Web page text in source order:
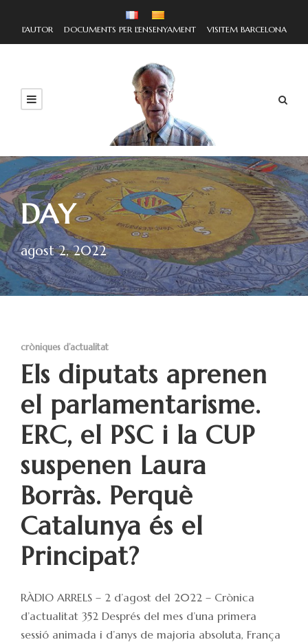
L'AUTOR DOCUMENTS PER L'ENSENYAMENT VISITEM BARCELONA
DAY
agost 2, 2022
cròniques d’actualitat
Els diputats aprenen
el parlamentarisme.
ERC, el PSC i la CUP
suspenen Laura
Borràs. Perquè
Catalunya és el
Principat?
RÀDIO ARRELS – 2 d’agost del 2022 – Crònica
d’actualitat 352 Després del mes d’una primera
sessió animada i d’anys de majoria absoluta, França